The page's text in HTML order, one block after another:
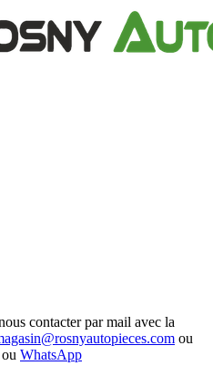
contacter par mail avec la
ou
ou WhatsApp